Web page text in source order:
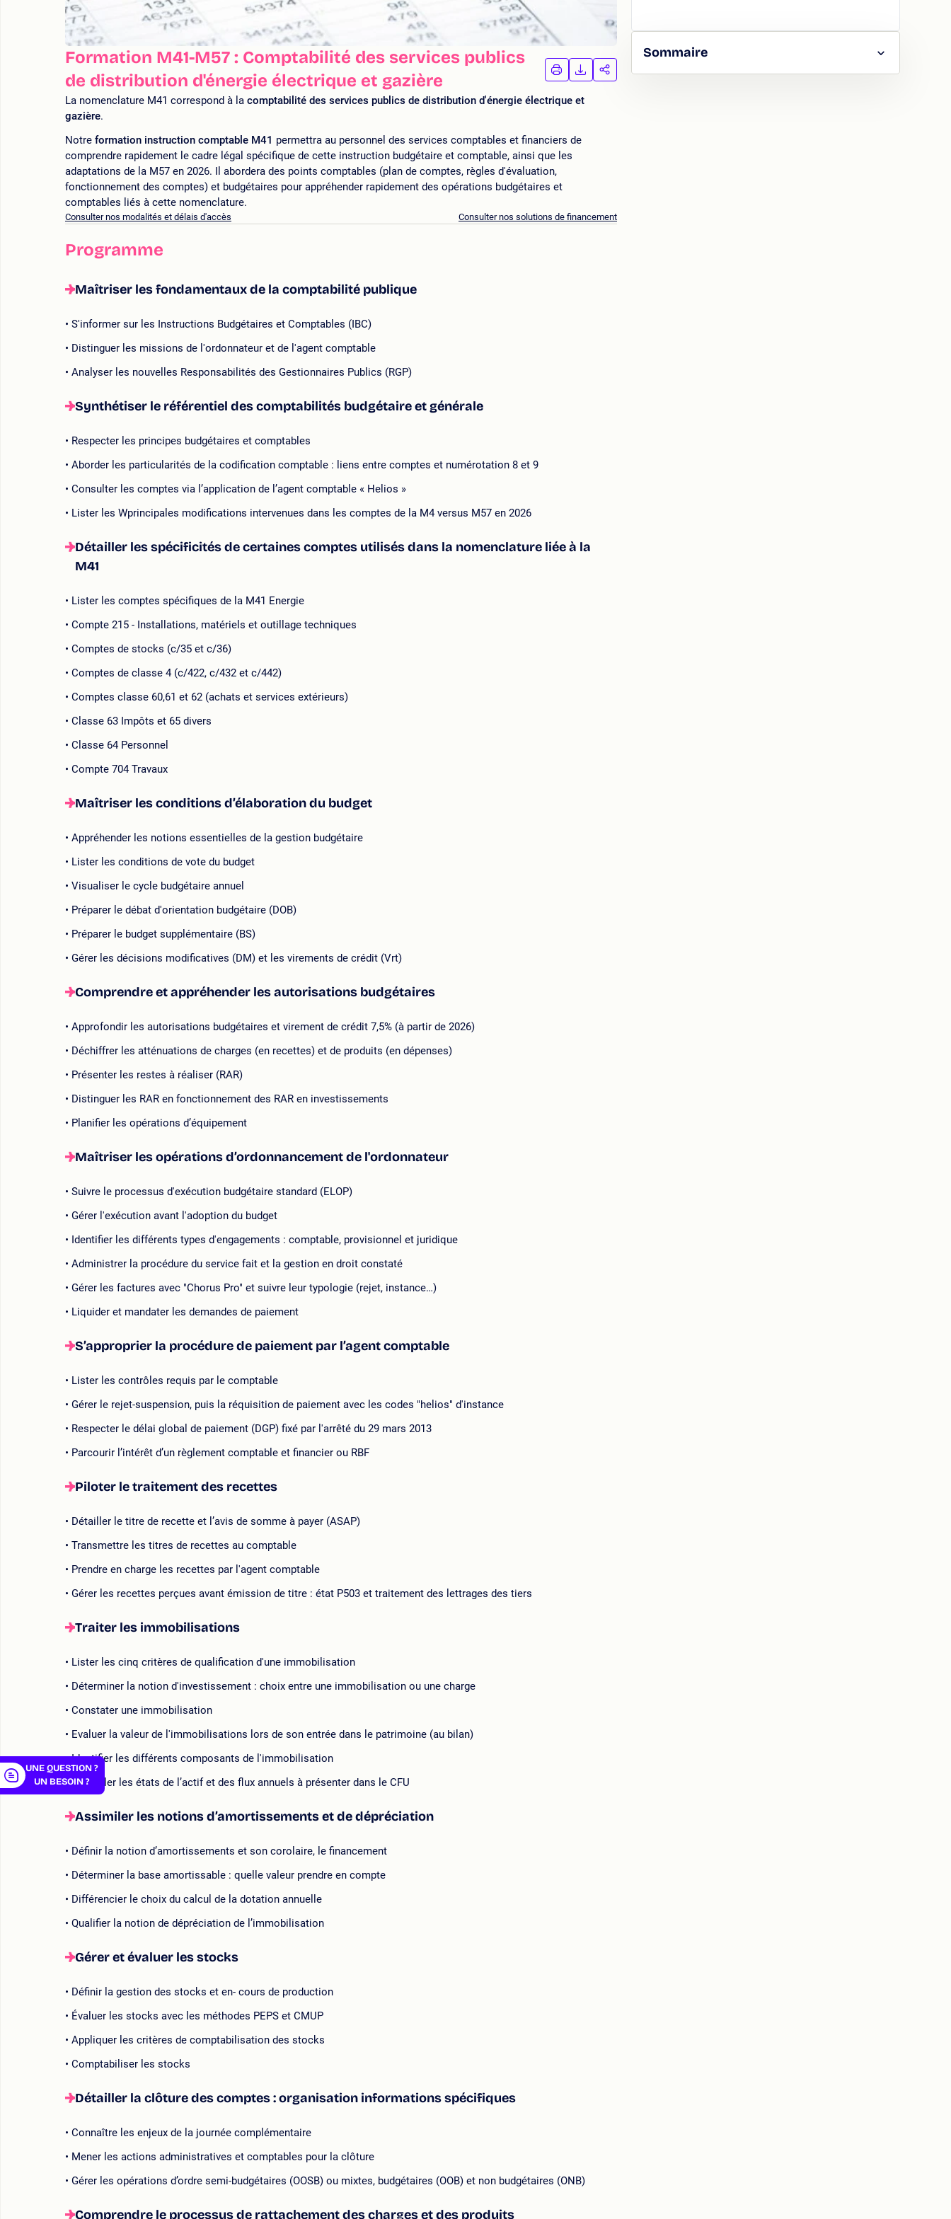
Formation M41-M57 : Comptabilité des services publics
de distribution d'énergie électrique et gazière
IMPRIMER
LA
FORMATION
TÉLÉCHARGER
LA
PARTAGER
La nomenclature M41 correspond à la comptabilité des services publics de distribution d'énergie électrique et
gazière.
Notre formation instruction comptable M41 permettra au personnel des services comptables et financiers de
comprendre rapidement le cadre légal spécifique de cette instruction budgétaire et comptable, ainsi que les
adaptations de la M57 en 2026. Il abordera des points comptables (plan de comptes, règles d'évaluation,
fonctionnement des comptes) et budgétaires pour appréhender rapidement des opérations budgétaires et
comptables liés à cette nomenclature.
Consulter nos modalités et délais d'accès Consulter nos solutions de financement
Programme
Maîtriser les fondamentaux de la comptabilité publique
S'informer sur les Instructions Budgétaires et Comptables (IBC)
Distinguer les missions de l'ordonnateur et de l'agent comptable
Analyser les nouvelles Responsabilités des Gestionnaires Publics (RGP)
Synthétiser le référentiel des comptabilités budgétaire et générale
Respecter les principes budgétaires et comptables
Aborder les particularités de la codification comptable : liens entre comptes et numérotation 8 et 9
Consulter les comptes via l’application de l’agent comptable « Helios »
Lister les Wprincipales modifications intervenues dans les comptes de la M4 versus M57 en 2026
Détailler les spécificités de certaines comptes utilisés dans la nomenclature liée à la
M41
Lister les comptes spécifiques de la M41 Energie
Compte 215 - Installations, matériels et outillage techniques
Comptes de stocks (c/35 et c/36)
Comptes de classe 4 (c/422, c/432 et c/442)
Comptes classe 60,61 et 62 (achats et services extérieurs)
Classe 63 Impôts et 65 divers
Classe 64 Personnel
Compte 704 Travaux
Maîtriser les conditions d’élaboration du budget
Appréhender les notions essentielles de la gestion budgétaire
Lister les conditions de vote du budget
Visualiser le cycle budgétaire annuel
Préparer le débat d'orientation budgétaire (DOB)
Préparer le budget supplémentaire (BS)
Gérer les décisions modificatives (DM) et les virements de crédit (Vrt)
Comprendre et appréhender les autorisations budgétaires
Approfondir les autorisations budgétaires et virement de crédit 7,5% (à partir de 2026)
Déchiffrer les atténuations de charges (en recettes) et de produits (en dépenses)
Présenter les restes à réaliser (RAR)
Distinguer les RAR en fonctionnement des RAR en investissements
Planifier les opérations d’équipement
Maîtriser les opérations d’ordonnancement de l'ordonnateur
Suivre le processus d'exécution budgétaire standard (ELOP)
Gérer l'exécution avant l'adoption du budget
Identifier les différents types d'engagements : comptable, provisionnel et juridique
Administrer la procédure du service fait et la gestion en droit constaté
Gérer les factures avec "Chorus Pro" et suivre leur typologie (rejet, instance…)
Liquider et mandater les demandes de paiement
S’approprier la procédure de paiement par l’agent comptable
Lister les contrôles requis par le comptable
Gérer le rejet-suspension, puis la réquisition de paiement avec les codes "helios" d'instance
Respecter le délai global de paiement (DGP) fixé par l'arrêté du 29 mars 2013
Parcourir l’intérêt d’un règlement comptable et financier ou RBF
Piloter le traitement des recettes
Détailler le titre de recette et l’avis de somme à payer (ASAP)
Transmettre les titres de recettes au comptable
Prendre en charge les recettes par l'agent comptable
Gérer les recettes perçues avant émission de titre : état P503 et traitement des lettrages des tiers
Traiter les immobilisations
Lister les cinq critères de qualification d'une immobilisation
Déterminer la notion d'investissement : choix entre une immobilisation ou une charge
Constater une immobilisation
Evaluer la valeur de l'immobilisations lors de son entrée dans le patrimoine (au bilan)
Identifier les différents composants de l'immobilisation
Contrôler les états de l’actif et des flux annuels à présenter dans le CFU
Assimiler les notions d’amortissements et de dépréciation
Définir la notion d’amortissements et son corolaire, le financement
Déterminer la base amortissable : quelle valeur prendre en compte
Différencier le choix du calcul de la dotation annuelle
Qualifier la notion de dépréciation de l’immobilisation
Gérer et évaluer les stocks
Définir la gestion des stocks et en- cours de production
Évaluer les stocks avec les méthodes PEPS et CMUP
Appliquer les critères de comptabilisation des stocks
Comptabiliser les stocks
Détailler la clôture des comptes : organisation informations spécifiques
Connaître les enjeux de la journée complémentaire
Mener les actions administratives et comptables pour la clôture
Gérer les opérations d’ordre semi-budgétaires (OOSB) ou mixtes, budgétaires (OOB) et non budgétaires (ONB)
Comprendre le processus de rattachement des charges et des produits
Sommaire
UNE QUESTION ?
UN BESOIN ?